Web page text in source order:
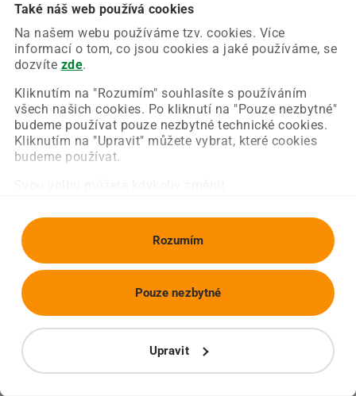
Také náš web používá cookies
Na našem webu používáme tzv. cookies. Více
informací o tom, co jsou cookies a jaké používáme, se
dozvíte zde.
Kliknutím na "Rozumím" souhlasíte s používáním
všech našich cookies. Po kliknutí na "Pouze nezbytné"
budeme používat pouze nezbytné technické cookies.
Kliknutím na "Upravit" můžete vybrat, které cookies
budeme používat.
Rozumím
Upravit
Pouze nezbytné
Chyba nastala na naší straně a už ji opravujeme.
Zkuste prosím znovu načíst požadovanou stránku.
Obnovit stránku Úvodní strana